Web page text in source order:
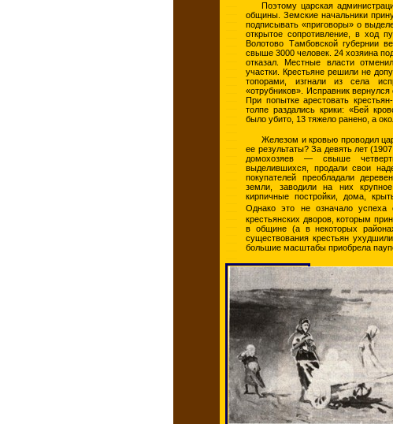
Поэтому царская
общины. Земские начальники
подписывать «приговоры» о
открытое сопротивление, в ход
Волотово Тамбовской губернии
свыше 3000 человек. 24 хозяина
отказал. Местные власти
участки. Крестьяне решили не
топорами, изгнали из села
«отрубников». Исправник
При попытке арестовать
толпе раздались крики: «Бей
было убито, 13 тяжело ранено, а
Железом и кровью проводил
ее результаты? За девять лет
домохозяев — свыше
выделившихся, продали свои
покупателей преобладали
земли, заводили на них крупное
кирпичные постройки, дома,
Однако это не означало успеха
крестьянских дворов, которым
в общине (а в некоторых
существования крестьян
большие масштабы приобрела